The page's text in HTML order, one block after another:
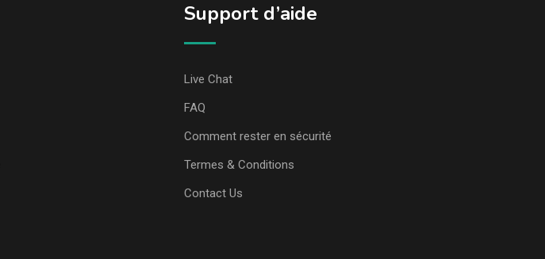
Support d’aide
Live Chat
FAQ
Comment rester en sécurité
Termes & Conditions
Contact Us